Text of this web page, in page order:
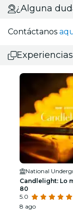
¿Alguna
Contáctanos
Candlelight: Lo
80
5.0
8 ago